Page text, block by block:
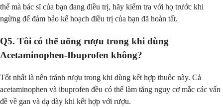
thể mà bác sĩ của bạn đang điều trị, hãy kiểm tra với họ trước khi
ngừng để đảm bảo kế hoạch điều trị của bạn đã hoàn tất.
Q5. Tôi có thể uống rượu trong khi dùng
Acetaminophen-Ibuprofen không?
Tốt nhất là nên tránh rượu trong khi dùng kết hợp thuốc này. Cả
acetaminophen và ibuprofen đều có thể làm tăng nguy cơ mắc các vấn
đề về gan và dạ dày khi kết hợp với rượu.